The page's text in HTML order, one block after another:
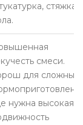
стяжка
смеси.
для сложных
нужна высокая